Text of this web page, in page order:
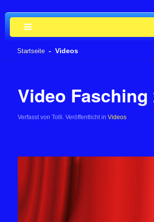
Startseite Videos
Video Fasching
Verfasst von Tolli. Veröffentlicht in Videos